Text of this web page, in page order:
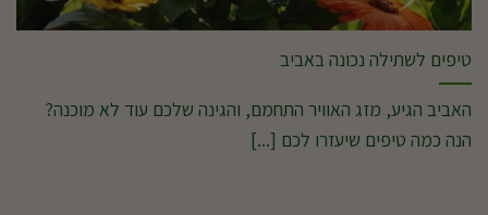
טיפים לשתילה נכונה באביב
האביב הגיע, מזג האוויר התחמם, והגינה שלכם עוד לא מוכנה?
הנה כמה טיפים שיעזרו לכם [...]